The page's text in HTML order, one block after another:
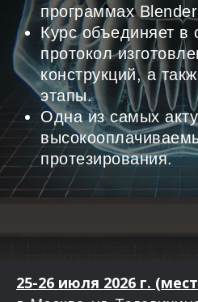
программах
Курс объединяет в
протокол
конструкций, а
этапы.
Одна из самых
протезирования.
25-26 июля 2026 г.